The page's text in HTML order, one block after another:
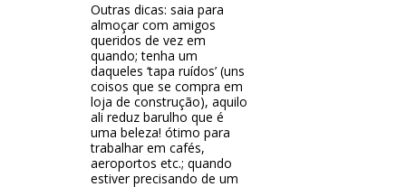
Outras dicas: saia para
almoçar com amigos
queridos de vez em
quando; tenha um
daqueles ‘tapa ruídos’ (uns
coisos que se compra em
loja de construção), aquilo
ali reduz barulho que é
uma beleza! ótimo para
trabalhar em cafés,
aeroportos etc.; quando
estiver precisando de um